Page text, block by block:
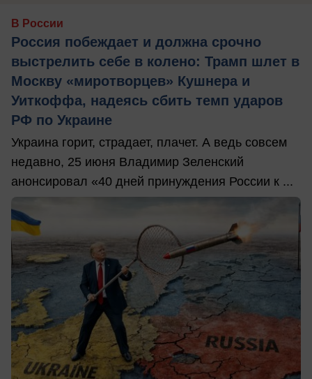
В России
Россия побеждает и должна срочно
выстрелить себе в колено: Трамп шлет в
Москву «миротворцев» Кушнера и
Уиткоффа, надеясь сбить темп ударов
РФ по Украине
Украина горит, страдает, плачет. А ведь совсем
недавно, 25 июня Владимир Зеленский
анонсировал «40 дней принуждения России к ...